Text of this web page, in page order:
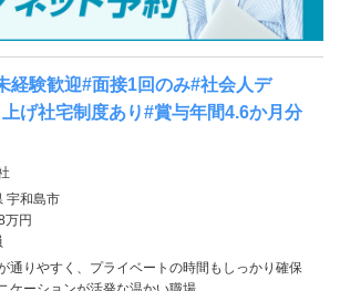
経験歓迎#面接1回のみ#社会人デ
げ社宅制度あり#賞与年間4.6か月分
宇和島市
万円
通りやすく、プライベートの時間もしっかり確保